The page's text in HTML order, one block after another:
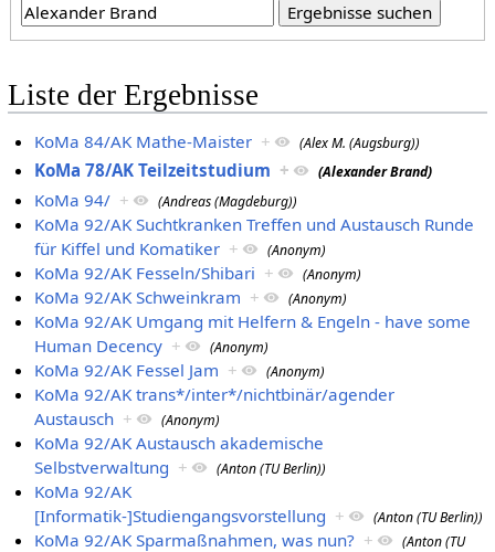
Liste der Ergebnisse
KoMa 84/AK Mathe-Maister + (Alex M. (Augsburg))
KoMa 78/AK Teilzeitstudium + (Alexander Brand)
KoMa 94/ + (Andreas (Magdeburg))
KoMa 92/AK Suchtkranken Treffen und Austausch Runde
für Kiffel und Komatiker + (Anonym)
KoMa 92/AK Fesseln/Shibari + (Anonym)
KoMa 92/AK Schweinkram + (Anonym)
KoMa 92/AK Umgang mit Helfern & Engeln - have some
Human Decency + (Anonym)
KoMa 92/AK Fessel Jam + (Anonym)
KoMa 92/AK trans*/inter*/nichtbinär/agender
Austausch + (Anonym)
KoMa 92/AK Austausch akademische
Selbstverwaltung + (Anton (TU Berlin))
KoMa 92/AK
[Informatik-]Studiengangsvorstellung + (Anton (TU Berlin))
KoMa 92/AK Sparmaßnahmen, was nun? +
(Anton (TU